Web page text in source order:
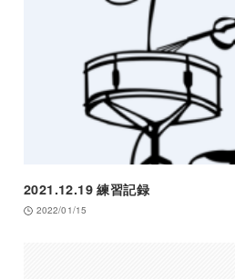
2021.12.19 練習記録
2022/01/15